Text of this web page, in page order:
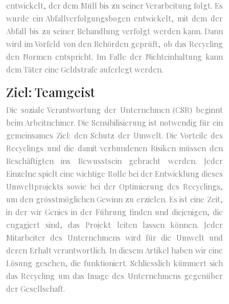
entwickelt, der dem Müll bis zu seiner Verarbeitung folgt. Es
wurde ein Abfallverfolgungsbogen entwickelt, mit dem der
Abfall bis zu seiner Behandlung verfolgt werden kann. Dann
wird im Vorfeld von den Behörden geprüft, ob das Recycling
den Normen entspricht. Im Falle der Nichteinhaltung kann
dem Täter eine Geldstrafe auferlegt werden.
Ziel: Teamgeist
Die soziale Verantwortung der Unternehmen (CSR) beginnt
beim Arbeitnehmer. Die Sensibilisierung ist notwendig für ein
gemeinsames Ziel: den Schutz der Umwelt. Die Vorteile des
Recyclings und die damit verbundenen Risiken müssen den
Beschäftigten ins Bewusstsein gebracht werden. Jeder
Einzelne spielt eine wichtige Rolle bei der Entwicklung dieses
Umweltprojekts sowie bei der Optimierung des Recyclings,
um den grösstmöglichen Gewinn zu erzielen. Es ist eine Zeit,
in der wir Genies in der Führung finden und diejenigen, die
engagiert sind, das Projekt leiten lassen können. Jeder
Mitarbeiter des Unternehmens wird für die Umwelt und
deren Erhalt verantwortlich. In diesem Artikel haben wir eine
Lösung gesehen, die funktioniert. Schliesslich kümmert sich
das Recycling um das Image des Unternehmens gegenüber
der Gesellschaft.